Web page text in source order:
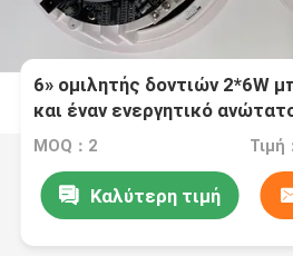
6» ομιλητής δοντιών 2*6W
και έναν ενεργητικό
MOQ：2 Τιμή
Καλύτερη τιμή